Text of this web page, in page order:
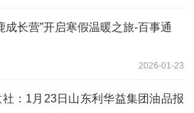
成长营”开启寒假温暖之旅-百事通
2026-01-23
社：1月23日山东利华益集团油品报